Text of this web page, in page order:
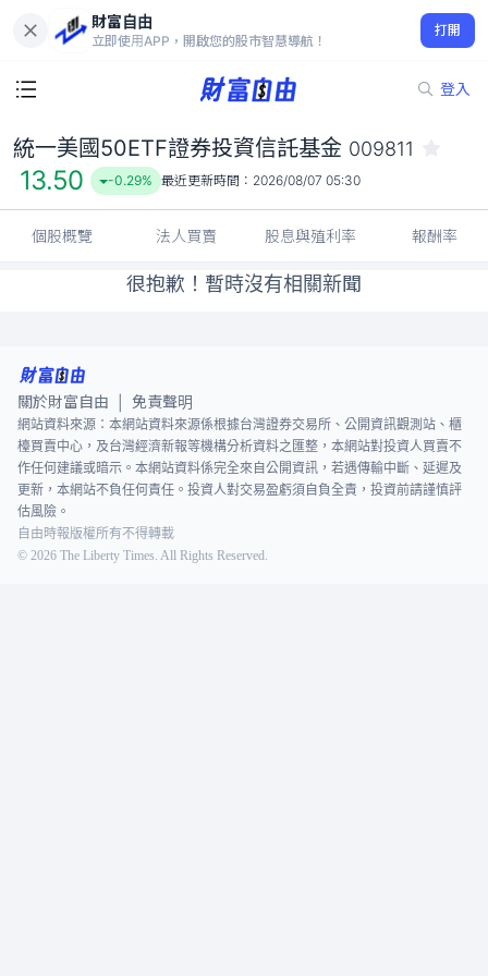
財富自由
立即使用APP，開啟您的股市智慧導航！
打開
登入
統一美國50ETF證券投資信託基金 009811
13.50
-0.29%
統一美國50ETF證券投資信託基金 009811
13.50 -0.29% 最近更新時間： 2026/08/07 05:30
個股概覽 法人買賣 股息與殖利率 報酬率
很抱歉！暫時沒有相關新聞
關於財富自由 免責聲明
網站資料來源：本網站資料來源係根據台灣證券交易所、公開資訊觀測站、櫃
檯買賣中心，及台灣經濟新報等機構分析資料之匯整，本網站對投資人買賣不
作任何建議或暗示。本網站資料係完全來自公開資訊，若遇傳輸中斷、延遲及
更新，本網站不負任何責任。投資人對交易盈虧須自負全責，投資前請謹慎評
估風險。
自由時報版權所有不得轉載
© 2026 The Liberty Times. All Rights Reserved.